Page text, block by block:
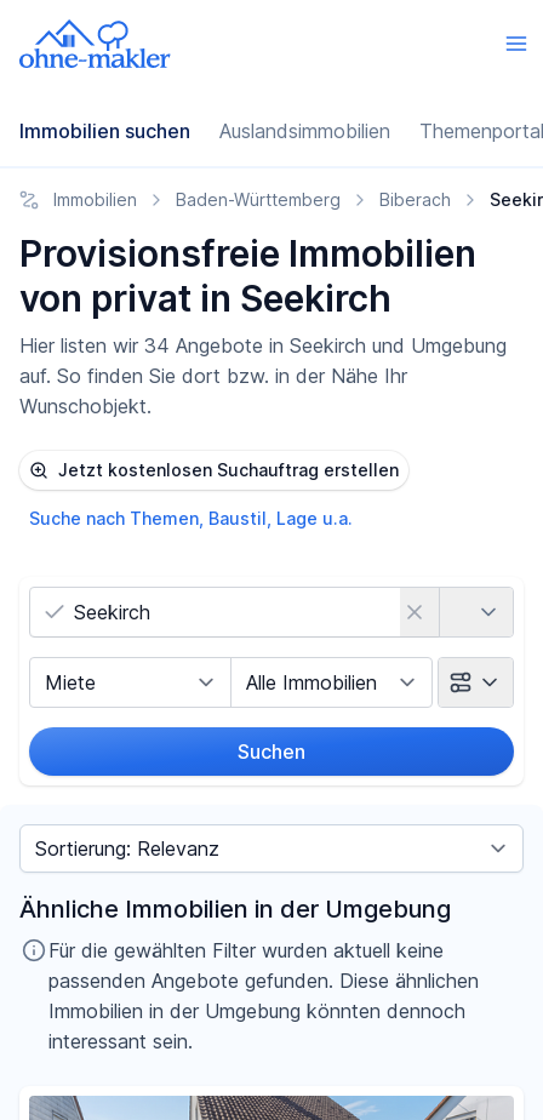
Immobilien suchen Auslandsimmobilien
Immobilien Baden-Württemberg Biberach
Provisionsfreie Immobilien
von privat in Seekirch
Hier listen wir 34 Angebote in Seekirch und Umgebung
auf. So finden Sie dort bzw. in der Nähe Ihr
Wunschobjekt.
Jetzt kostenlosen Suchauftrag erstellen
Suche nach Themen, Baustil, Lage u.a.
Suchen
Preis
Fläche
Sortieren nach
Ähnliche Immobilien in der Umgebung
Für die gewählten Filter wurden aktuell keine
passenden Angebote gefunden. Diese ähnlichen
Immobilien in der Umgebung könnten dennoch
interessant sein.